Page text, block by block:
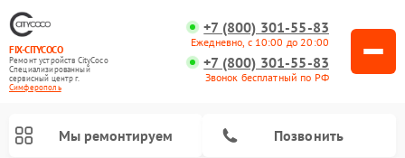
FIX-CITYCOCO
Ремонт устройств CityCoco
Специализированный
cервисный центр г.
Симферополь
+7 (800) 301-55-83
Ежедневно, с 10:00 до 20:00
+7 (800) 301-55-83
Звонок бесплатный по РФ
Мы ремонтируем Позвонить